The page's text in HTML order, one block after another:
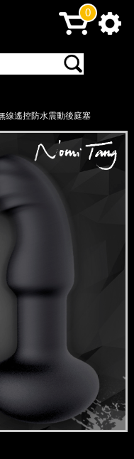
線遙控防水震動後庭塞
0